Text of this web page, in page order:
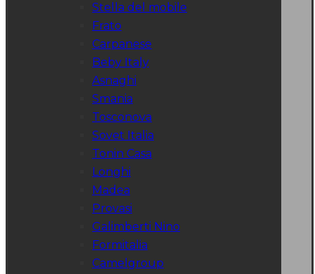
Stella del mobile
Frato
Carpanese
Beby Italy
Asnaghi
Smania
Tosconova
Sovet Italia
Tonin Casa
Longhi
Madea
Provasi
Galimberti Nino
Formitalia
Camelgroup